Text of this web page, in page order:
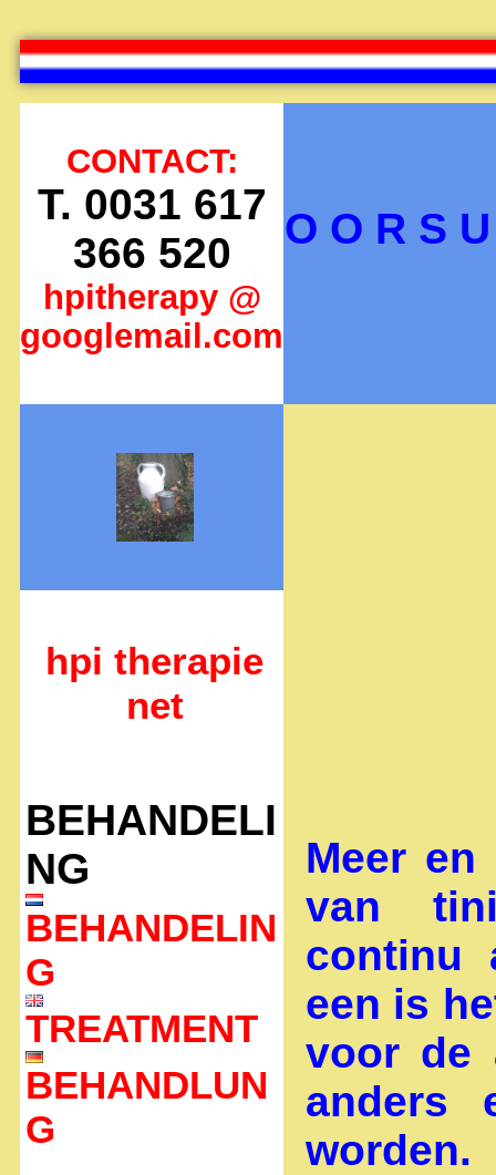
CONTACT:
T. 0031 617
366 520
hpitherapy @
googlemail.com
O O R S
hpi therapie
net
BEHANDELI
NG
BEHANDELIN
G
TREATMENT
BEHANDLUN
G
Meer en
van
continu
een is
voor de
anders
worden.